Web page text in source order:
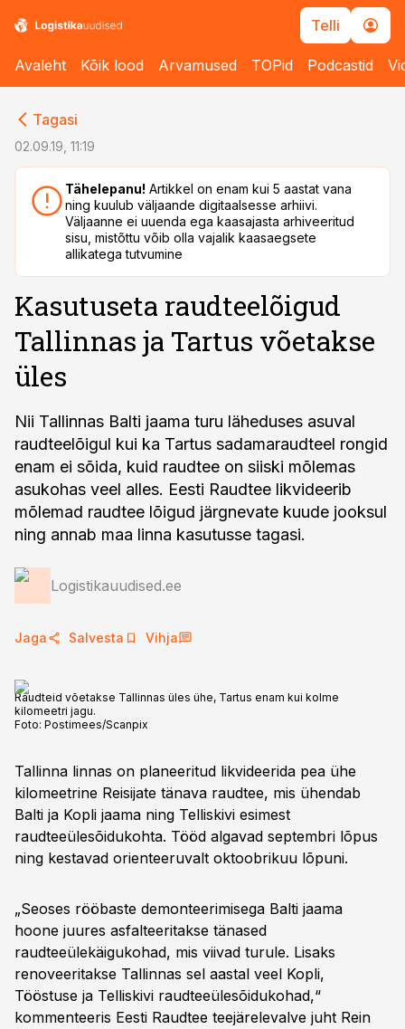
Telli
Avaleht Kõik lood Arvamused TOPid Podcastid
Tagasi
02.09.19, 11:19
Tähelepanu! Artikkel on enam kui 5 aastat vana
ning kuulub väljaande digitaalsesse arhiivi.
Väljaanne ei uuenda ega kaasajasta arhiveeritud
sisu, mistõttu võib olla vajalik kaasaegsete
allikatega tutvumine
Kasutuseta raudteelõigud
Tallinnas ja Tartus võetakse
üles
Nii Tallinnas Balti jaama turu läheduses asuval
raudteelõigul kui ka Tartus sadamaraudteel rongid
enam ei sõida, kuid raudtee on siiski mõlemas
asukohas veel alles. Eesti Raudtee likvideerib
mõlemad raudtee lõigud järgnevate kuude jooksul
ning annab maa linna kasutusse tagasi.
Logistikauudised.ee
Jaga Salvesta Vihja
Raudteid võetakse Tallinnas üles ühe, Tartus enam kui kolme
kilomeetri jagu.
Foto: Postimees/Scanpix
Tallinna linnas on planeeritud likvideerida pea ühe
kilomeetrine Reisijate tänava raudtee, mis ühendab
Balti ja Kopli jaama ning Telliskivi esimest
raudteeülesõidukohta. Tööd algavad septembri lõpus
ning kestavad orienteeruvalt oktoobrikuu lõpuni.
„Seoses rööbaste demonteerimisega Balti jaama
hoone juures asfalteeritakse tänased
raudteeülekäigukohad, mis viivad turule. Lisaks
renoveeritakse Tallinnas sel aastal veel Kopli,
Tööstuse ja Telliskivi raudteeülesõidukohad,“
kommenteeris Eesti Raudtee teejärelevalve juht Rein